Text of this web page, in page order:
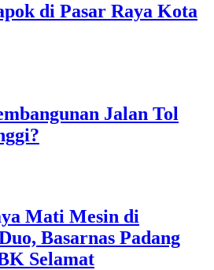
di Pasar Raya Kota
Jalan Tol
Mati Mesin di
Basarnas Padang
Selamat